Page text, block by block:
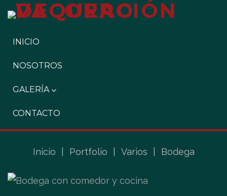
INICIO
NOSOTROS
GALERÍA
CONTACTO
Inicio Portfolio Varios Bodega